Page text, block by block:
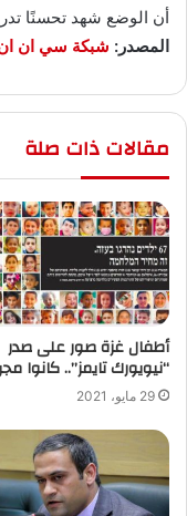
أن الوضع شهد تحسنًا
المصدر: شبكة سي ان ان
مقالات ذات صلة
أطفال غزة صور على صدر
“نيويورك تايمز”.. كانوا
29 مايو، 2021